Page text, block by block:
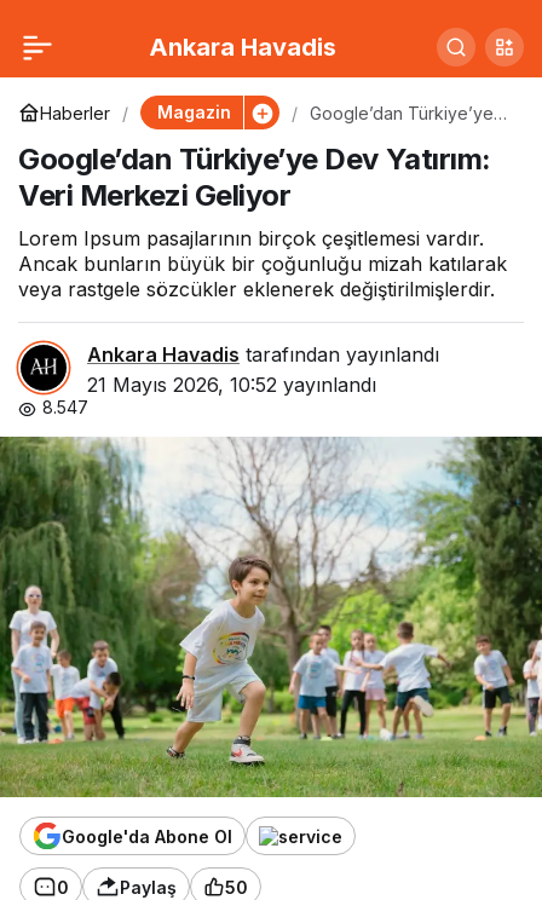
Ankara Havadis
Haberler Magazin
Google’dan Türkiye’ye
Geliyor
Google’dan Türkiye’ye Dev Yatırım:
Veri Merkezi Geliyor
Lorem Ipsum pasajlarının birçok çeşitlemesi vardır.
Ancak bunların büyük bir çoğunluğu mizah katılarak
veya rastgele sözcükler eklenerek değiştirilmişlerdir.
Ankara Havadis tarafından yayınlandı
21 Mayıs 2026, 10:52 yayınlandı
8.547
Google'da Abone Ol
0 Paylaş 50
Türkiye’nin Yerli
Elektrikli Otomobili
Avrupa Yollarında
0 Paylaş